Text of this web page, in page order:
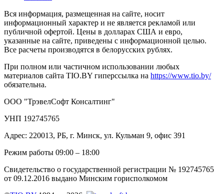
Вся информация, размещенная на сайте, носит
информационный характер и не является рекламой или
публичной офертой. Цены в долларах США и евро,
указанные на сайте, приведены с информационной целью.
Все расчеты производятся в белорусских рублях.
При полном или частичном использовании любых
материалов сайта TIO.BY гиперссылка на https://www.tio.by/
обязательна.
ООО "ТрэвелСофт Консалтинг"
УНП 192745765
Адрес: 220013, РБ, г. Минск, ул. Кульман 9, офис 391
Режим работы 09:00 – 18:00
Свидетельство о государственной регистрации № 192745765
от 09.12.2016 выдано Минским горисполкомом